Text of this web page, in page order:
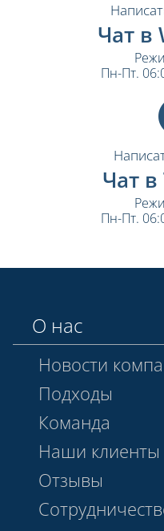
Чат в
Пн-Пт.
Чат в
Пн-Пт.
О нас
Новости
Подходы
Команда
Наши клиенты
Отзывы